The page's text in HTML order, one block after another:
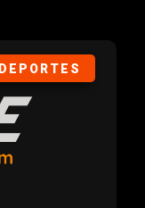
DEPORTES